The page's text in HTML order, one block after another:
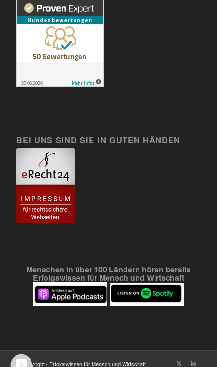
BEI UNS SIND SIE IN GUTEN HÄNDEN
Menschen in über 100 Ländern hören bereits
Erfolgswissen für Mensch und Wirtschaft
© Copyright - Erfolgswissen für Mensch und Wirtschaft